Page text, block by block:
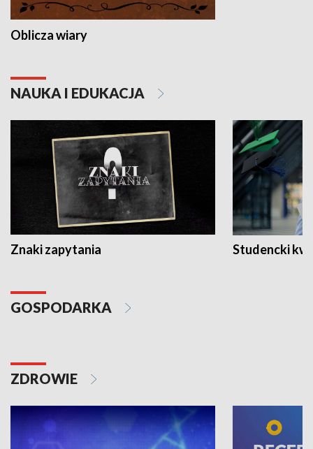
Oblicza wiary
NAUKA I EDUKACJA
Znaki zapytania Studencki
GOSPODARKA
ZDROWIE